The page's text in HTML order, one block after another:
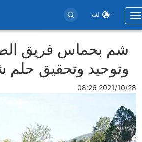
لغة
Toggle
navigation
شم بحماس فريق
وتوحيد وتحقيق حلم
2021/10/28 08:26